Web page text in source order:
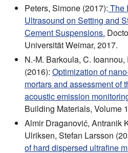
Peters, Simone (2017): The
Ultrasound on Setting and
Cement Suspensions.
Universität Weimar, 2017.
N.-M. Barkoula, C.
(2016): Optimization of
mortars and assessment of
acoustic emission
Building Materials, Volume
Almir Draganović, Antranik
Ulriksen, Stefan Larsson
of hard dispersed ultrafine